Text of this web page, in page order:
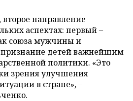
направление
аспектах: первый –
союза мужчины и
детей важнейшим
политики. «Это
зрения улучшения
в стране», –